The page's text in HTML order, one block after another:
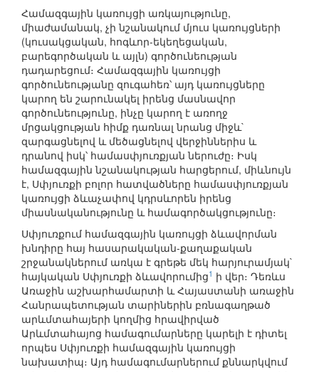
Համազգային կառույցի առկայությունը,
միաժամանակ, չի նշանակում մյուս կառույցների
(կուսակցական, հոգևոր-եկեղեցական,
բարեգործական և այլն) գործունեության
դադարեցում։ Համազգային կառույցի
գործունեությանը զուգահեռ՝ այդ կառույցները
կարող են շարունակել իրենց մասնավոր
գործունեությունը, ինչը կարող է առողջ
մրցակցության հիմք դառնալ նրանց միջև`
զարգացնելով և մեծացնելով վերջիններիս և
դրանով իսկ՝ համասփյուռքյան ներուժը։ Իսկ
համազգային նշանակության հարցերում, միևնույն
է, Սփյուռքի բոլոր հատվածները համասփյուռքյան
կառույցի ձևաչափով կդրսևորեն իրենց
միասնականությունը և համագործակցությունը։
Սփյուռքում համազգային կառույցի ձևավորման
խնդիրը հայ հասարակական-քաղաքական
շրջանակներում առկա է գրեթե մեկ հարյուրամյակ`
հայկական Սփյուռքի ձևավորումից1 ի վեր։ Դեռևս
Առաջին աշխարհամարտի և Հայաստանի առաջին
Հանրապետության տարիներին բռնագաղթած
արևմտահայերի կողմից հրավիրված
Արևմտահայոց համագումարները կարելի է դիտել
որպես Սփյուռքի համազգային կառույցի
նախատիպ։ Այդ համագումարներում քննարկվում